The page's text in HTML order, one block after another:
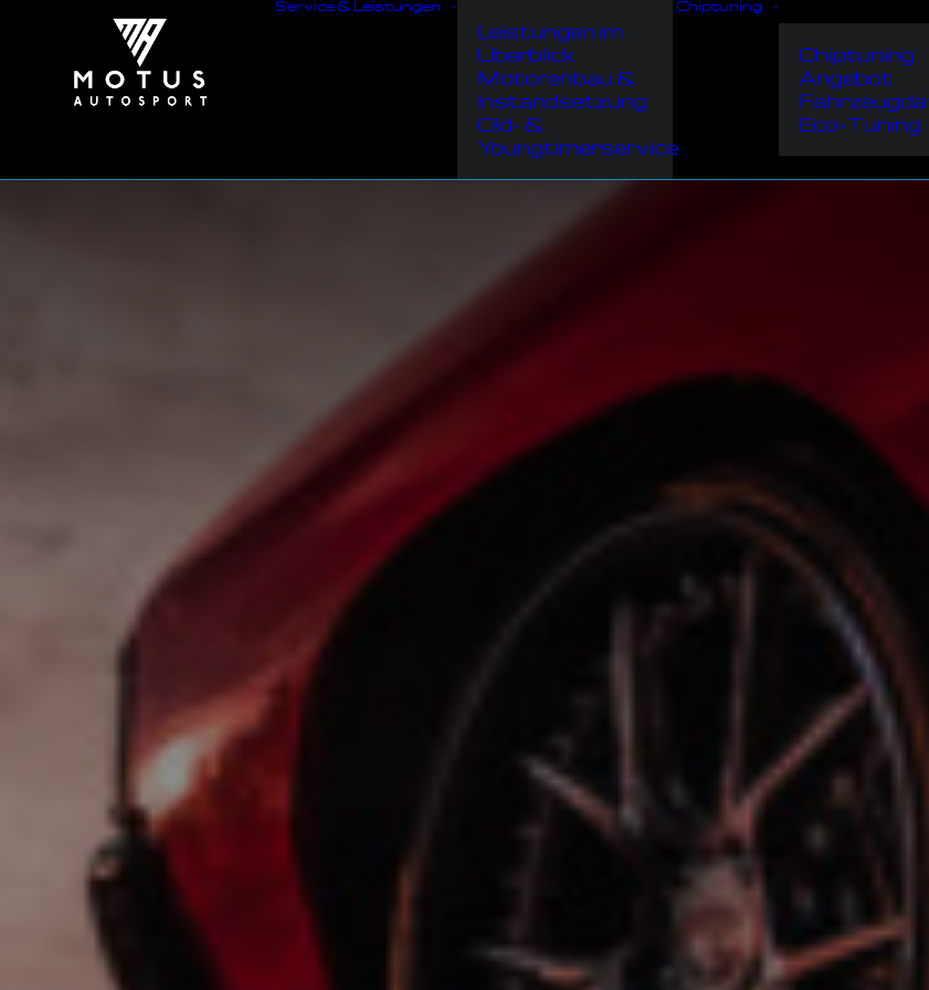
Service & Leistungen
Leistungen im
Überblick
Motorenbau &
Instandsetzung
Old- &
Youngtimerservice
Chiptuning
Chiptuning
Angebot
Eco-Tuning